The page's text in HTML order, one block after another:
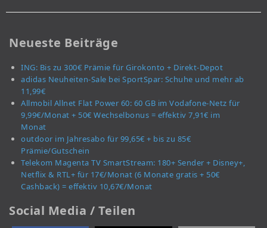
Neueste Beiträge
ING: Bis zu 300€ Prämie für Girokonto + Direkt-Depot
adidas Neuheiten-Sale bei SportSpar: Schuhe und mehr ab
11,99€
Allmobil Allnet Flat Power 60: 60 GB im Vodafone-Netz für
9,99€/Monat + 50€ Wechselbonus = effektiv 7,91€ im
Monat
outdoor im Jahresabo für 99,65€ + bis zu 85€
Prämie/Gutschein
Telekom Magenta TV SmartStream: 180+ Sender + Disney+,
Netflix & RTL+ für 17€/Monat (6 Monate gratis + 50€
Cashback) = effektiv 10,67€/Monat
Social Media / Teilen